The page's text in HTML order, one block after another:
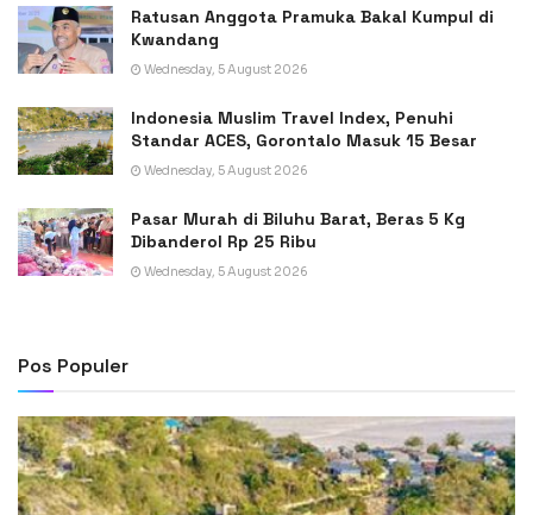
Ratusan Anggota Pramuka Bakal Kumpul di
Kwandang
Wednesday, 5 August 2026
Indonesia Muslim Travel Index, Penuhi
Standar ACES, Gorontalo Masuk 15 Besar
Wednesday, 5 August 2026
Pasar Murah di Biluhu Barat, Beras 5 Kg
Dibanderol Rp 25 Ribu
Wednesday, 5 August 2026
Pos Populer